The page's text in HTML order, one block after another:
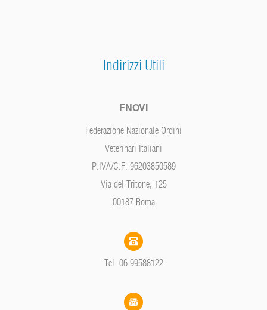
Indirizzi Utili
FNOVI
Federazione Nazionale Ordini
Veterinari Italiani
P.IVA/C.F. 96203850589
Via del Tritone, 125
00187 Roma
Tel: 06 99588122